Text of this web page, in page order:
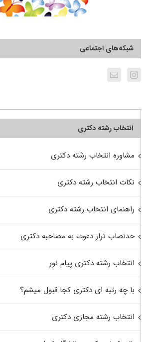
شبکه‌های اجتماعی
انتخاب رشته دکتری
مشاوره انتخاب رشته دکتری
نکات انتخاب رشته دکتری
راهنمای انتخاب رشته دکتری
حدنصاب تراز دعوت به مصاحبه دکتری
انتخاب رشته دکتری پیام نور
با چه رتبه ای دکتری کجا قبول میشم؟
انتخاب رشته مجازی دکتری